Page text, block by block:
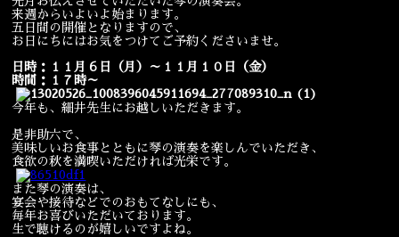
来週からいよいよ始まります。
五日間の開催となりますので、
お日にちにはお気をつけてご予約くださいませ。
日時：１１月６日（月）～１１月１０日（金）
時間：１７時～
今年も、細井先生にお越しいただきます。
是非助六で、
美味しいお食事とともに琴の演奏を楽しんでいただき、
食欲の秋を満喫いただければ光栄です。
また琴の演奏は、
宴会や接待などでのおもてなしにも、
毎年お喜びいただいております。
生で聴けるのが嬉しいですよね。
お部屋のご紹介 会議・舞台のご利用
結婚式・披露宴
ご接待
慶事 お顔合わせ
宴会